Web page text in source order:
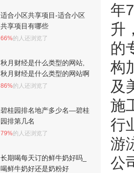
年
升
的
构
及
施
行
游
公
适合小区共享项目-适合小区
共享项目有哪些
66%的人还浏览了
秋月财经是什么类型的网站,
秋月财经是什么类型的网站啊
86%的人还浏览了
碧桂园排名地产多少名—碧桂
园排第几名
79%的人还浏览了
长期喝每天订的鲜牛奶好吗_
喝鲜牛奶好还是奶粉好